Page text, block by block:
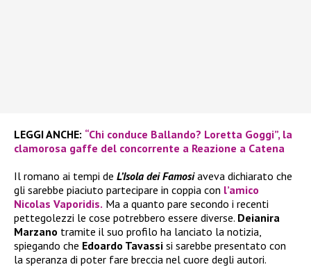
LEGGI ANCHE: “Chi conduce Ballando? Loretta Goggi”, la
clamorosa gaffe del concorrente a Reazione a Catena
Il romano ai tempi de L’Isola dei Famosiaveva dichiarato che
gli sarebbe piaciuto partecipare in coppia con l’amico
Nicolas Vaporidis. Ma a quanto pare secondo i recenti
pettegolezzi le cose potrebbero essere diverse. Deianira
Marzano tramite il suo profilo ha lanciato la notizia,
spiegando che Edoardo Tavassi si sarebbe presentato con
la speranza di poter fare breccia nel cuore degli autori.